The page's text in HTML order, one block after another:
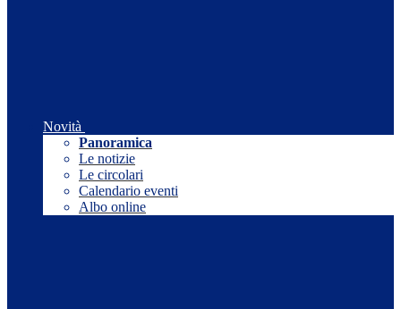
Novità
Panoramica
Le notizie
Le circolari
Calendario eventi
Albo online